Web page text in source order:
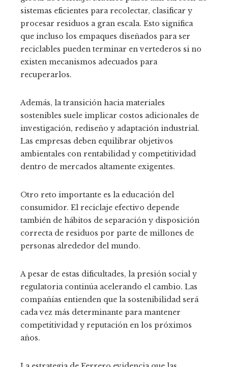
sistemas eficientes para recolectar, clasificar y
procesar residuos a gran escala. Esto significa
que incluso los empaques diseñados para ser
reciclables pueden terminar en vertederos si no
existen mecanismos adecuados para
recuperarlos.
Además, la transición hacia materiales
sostenibles suele implicar costos adicionales de
investigación, rediseño y adaptación industrial.
Las empresas deben equilibrar objetivos
ambientales con rentabilidad y competitividad
dentro de mercados altamente exigentes.
Otro reto importante es la educación del
consumidor. El reciclaje efectivo depende
también de hábitos de separación y disposición
correcta de residuos por parte de millones de
personas alrededor del mundo.
A pesar de estas dificultades, la presión social y
regulatoria continúa acelerando el cambio. Las
compañías entienden que la sostenibilidad será
cada vez más determinante para mantener
competitividad y reputación en los próximos
años.